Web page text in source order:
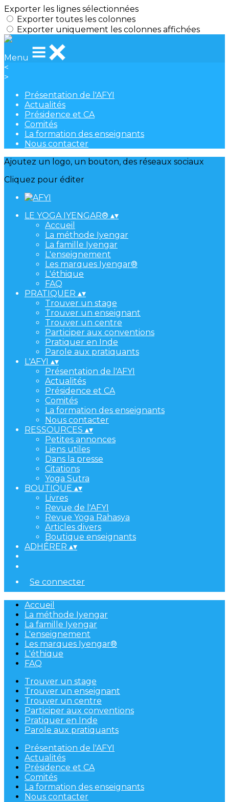
Exporter les lignes sélectionnées
Exporter toutes les colonnes
Exporter uniquement les colonnes affichées
Menu
<
>
Présentation de l'AFYI
Actualités
Présidence et CA
Comités
La formation des enseignants
Nous contacter
Ajoutez un logo, un bouton, des réseaux sociaux
Cliquez pour éditer
LE YOGA IYENGAR® ▴▾
Accueil
La méthode Iyengar
La famille Iyengar
L'enseignement
Les marques Iyengar®
L'éthique
FAQ
PRATIQUER ▴▾
Trouver un stage
Trouver un enseignant
Trouver un centre
Participer aux conventions
Pratiquer en Inde
Parole aux pratiquants
L'AFYI ▴▾
Présentation de l'AFYI
Actualités
Présidence et CA
Comités
La formation des enseignants
Nous contacter
RESSOURCES ▴▾
Petites annonces
Liens utiles
Dans la presse
Citations
Yoga Sutra
BOUTIQUE ▴▾
Livres
Revue de l'AFYI
Revue Yoga Rahasya
Articles divers
Boutique enseignants
ADHÉRER ▴▾
Se connecter
Accueil
La méthode Iyengar
La famille Iyengar
L'enseignement
Les marques Iyengar®
L'éthique
FAQ
Trouver un stage
Trouver un enseignant
Trouver un centre
Participer aux conventions
Pratiquer en Inde
Parole aux pratiquants
Présentation de l'AFYI
Actualités
Présidence et CA
Comités
La formation des enseignants
Nous contacter